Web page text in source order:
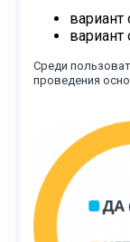
вариант
вариант
Среди
проведения